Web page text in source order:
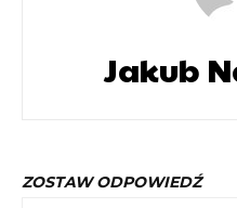
Jakub
ZOSTAW ODPOWIEDŹ